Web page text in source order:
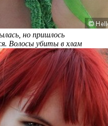
но пришлось
Волосы убиты в хлам